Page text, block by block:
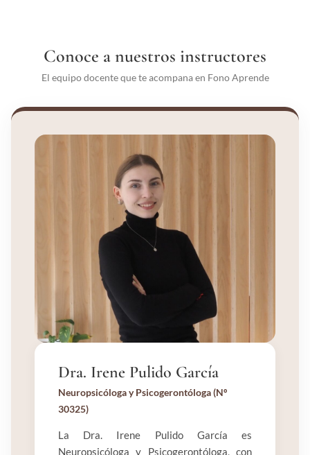
Conoce a nuestros instructores
El equipo docente que te acompana en Fono Aprende
Dra. Irene Pulido García
Neuropsicóloga y Psicogerontóloga (Nº
30325)
La Dra. Irene Pulido García es
Neuropsicóloga y Psicogerontóloga, con